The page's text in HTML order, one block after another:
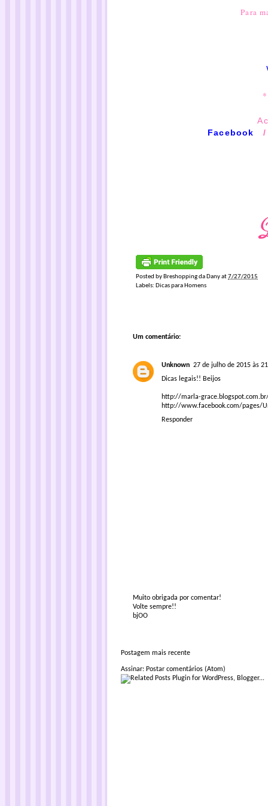
Para
Facebook
Posted by Breshopping da Danyat7/27/2015
Labels: Dicas para Homens
Um comentário:
Unknown 27 de julho de 2015 às
Dicas legais!! Beijos
http://marla-
http://www.facebook.com/pages/
Responder
Muito obrigada por comentar!
Volte sempre!!
bjOO
Postagem mais recente
Assinar: Postar comentários (Atom)